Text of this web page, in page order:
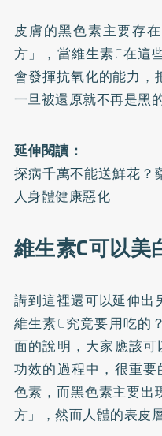
皮膚的黑色素主要存
方」，當維生素C在這
會發揮抗氧化的能力，
一旦被還原就不再是黑
延伸閱讀：
探病千萬不能送鮮花？
人身體健康惡化
維生素C可以美
講到這裡還可以延伸出
維生素C究竟要用吃的
面的說明，大家應該
功效的過程中，很重
色素，而黑色素主要出
方」，然而人體的表皮